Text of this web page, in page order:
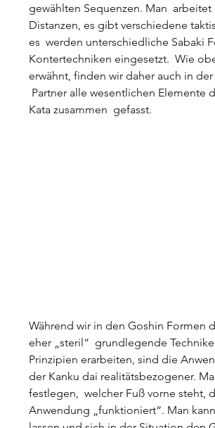
gewählten Sequenzen. Man  arbeitet
Distanzen, es gibt verschiedene
es  werden unterschiedliche Sabaki
Kontertechniken eingesetzt.  Wie
erwähnt, finden wir daher auch in
Partner alle wesentlichen Elemente
Kata zusammen  gefasst.
Während wir in den Goshin Formen
eher „steril“  grundlegende
Prinzipien erarbeiten, sind die
der Kanku dai realitätsbezogener.
festlegen,  welcher Fuß vorne steht,
Anwendung „funktioniert“. Man